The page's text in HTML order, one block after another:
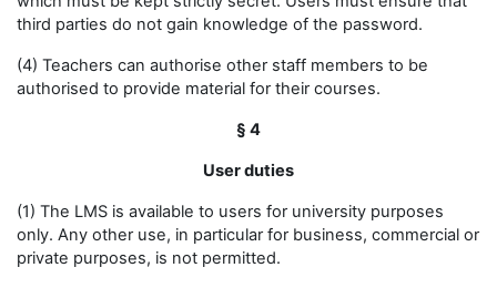
third parties do not gain knowledge of the password.
(4) Teachers can authorise other staff members to be
authorised to provide material for their courses.
§ 4
User duties
(1) The LMS is available to users for university purposes
only. Any other use, in particular for business, commercial or
private purposes, is not permitted.